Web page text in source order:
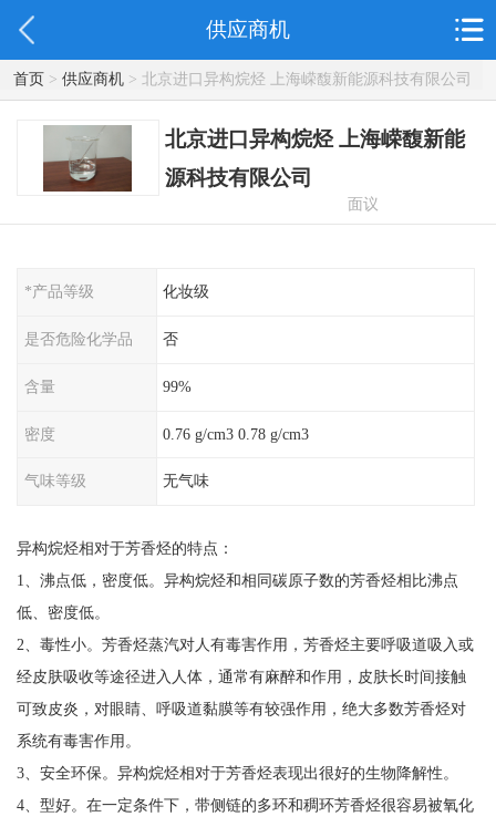
供应商机
首页> 供应商机> 北京进口异构烷烃 上海嵘馥新能源科技有限公司
北京进口异构烷烃 上海嵘馥新能
源科技有限公司
面议
*产品等级 化妆级
是否危险化学品 否
含量 99%
密度 0.76 g/cm3 0.78 g/cm3
气味等级 无气味
异构烷烃相对于芳香烃的特点：
1、沸点低，密度低。异构烷烃和相同碳原子数的芳香烃相比沸点
低、密度低。
2、毒性小。芳香烃蒸汽对人有毒害作用，芳香烃主要呼吸道吸入或
经皮肤吸收等途径进入人体，通常有麻醉和作用，皮肤长时间接触
可致皮炎，对眼睛、呼吸道黏膜等有较强作用，绝大多数芳香烃对
系统有毒害作用。
3、安全环保。异构烷烃相对于芳香烃表现出很好的生物降解性。
4、型好。在一定条件下，带侧链的多环和稠环芳香烃很容易被氧化